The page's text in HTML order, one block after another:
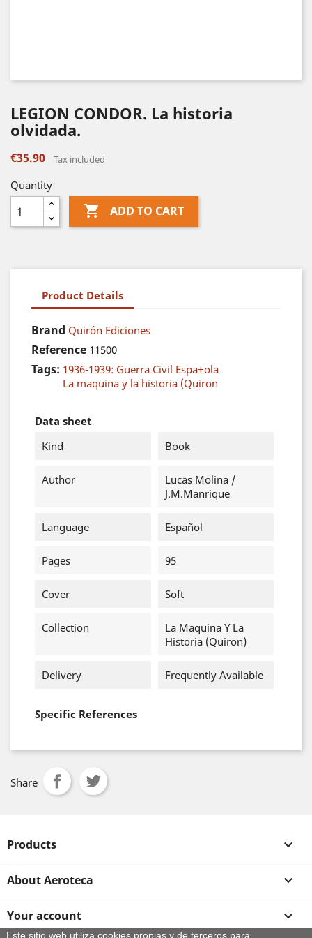
LEGION CONDOR. La historia
olvidada.
€35.90 Tax included
Quantity
 ADD TO CART
Product Details
Brand Quirón Ediciones
Reference 11500
Tags: 1936-1939: Guerra Civil Espa±ola
La maquina y la historia (Quiron
Data sheet
Kind
Book
Author
Lucas Molina /
J.M.Manrique
Language Español
Pages 95
Cover Soft
Collection
La Maquina Y La
Historia (Quiron)
Delivery Frequently Available
Specific References
Share
Products 
About Aeroteca 
Your account 
Este sitio web utiliza cookies propias y de terceros para